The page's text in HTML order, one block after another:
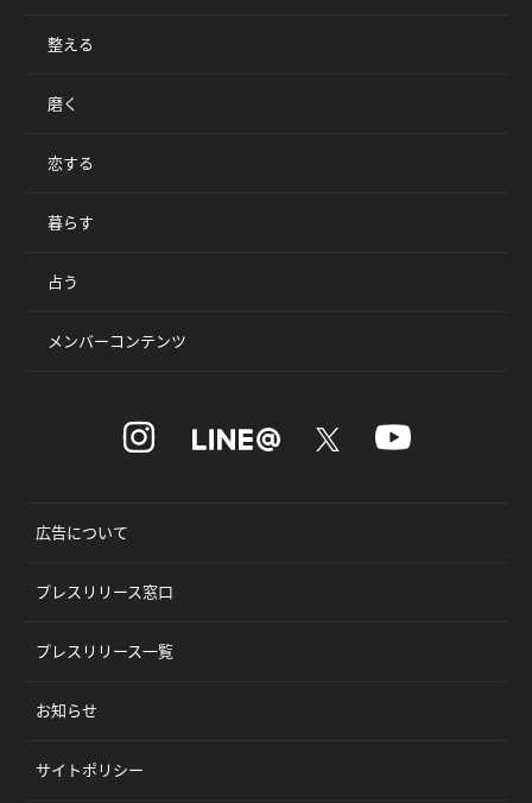
整える
磨く
恋する
暮らす
占う
メンバーコンテンツ
広告について
プレスリリース窓口
プレスリリース一覧
お知らせ
サイトポリシー